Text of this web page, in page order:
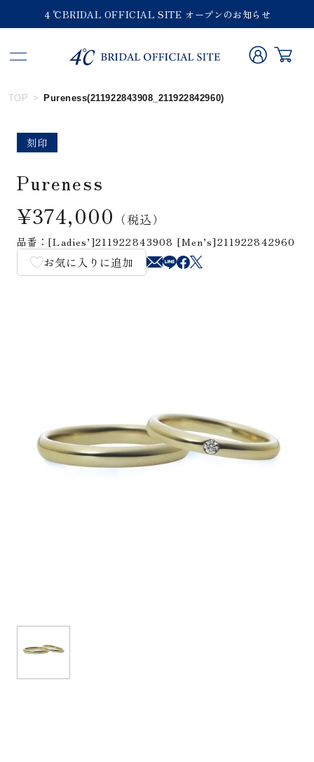
４℃BRIDAL OFFICIAL SITE オープンのお知らせ
TOP Pureness(211922843908_211922842960)
刻印
Pureness
¥374,000 （税込）
品番：[Ladies’]211922843908 [Men’s]211922842960
お気に入りに追加